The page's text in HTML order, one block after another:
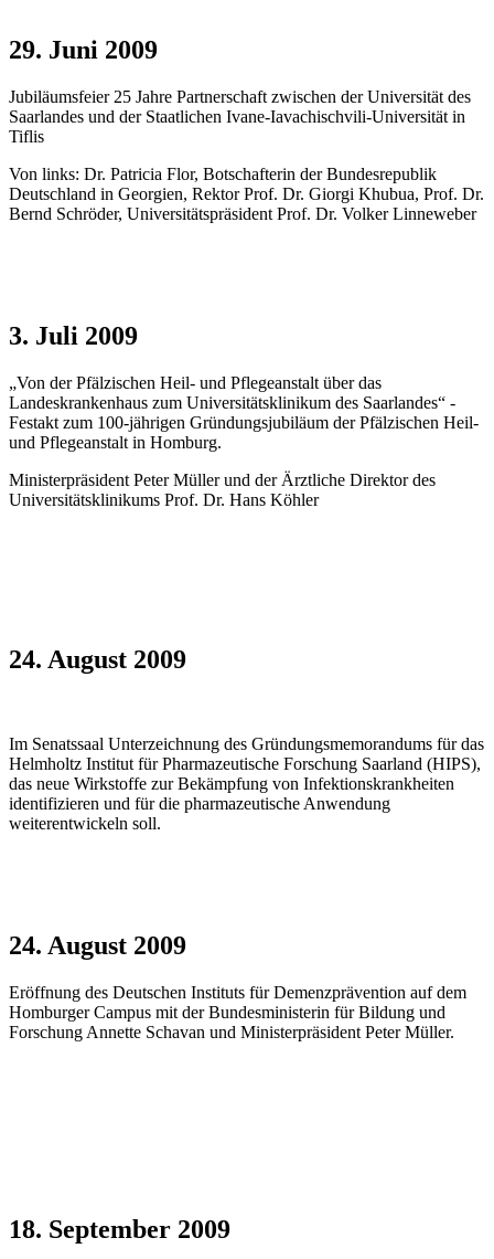
29. Juni 2009
Jubiläumsfeier 25 Jahre Partnerschaft zwischen der Universität des
Saarlandes und der Staatlichen Ivane-Iavachischvili-Universität in
Tiflis
Von links: Dr. Patricia Flor, Botschafterin der Bundesrepublik
Deutschland in Georgien, Rektor Prof. Dr. Giorgi Khubua, Prof. Dr.
Bernd Schröder, Universitätspräsident Prof. Dr. Volker Linneweber
3. Juli 2009
„Von der Pfälzischen Heil- und Pflegeanstalt über das
Landeskrankenhaus zum Universitätsklinikum des Saarlandes“ -
Festakt zum 100-jährigen Gründungsjubiläum der Pfälzischen Heil-
und Pflegeanstalt in Homburg.
Ministerpräsident Peter Müller und der Ärztliche Direktor des
Universitätsklinikums Prof. Dr. Hans Köhler
24. August 2009
Im Senatssaal Unterzeichnung des Gründungsmemorandums für das
Helmholtz Institut für Pharmazeutische Forschung Saarland (HIPS),
das neue Wirkstoffe zur Bekämpfung von Infektionskrankheiten
identifizieren und für die pharmazeutische Anwendung
weiterentwickeln soll.
24. August 2009
Eröffnung des Deutschen Instituts für Demenzprävention auf dem
Homburger Campus mit der Bundesministerin für Bildung und
Forschung Annette Schavan und Ministerpräsident Peter Müller.
18. September 2009